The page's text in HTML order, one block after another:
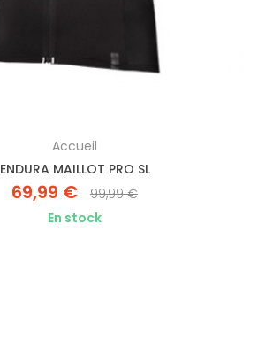
Accueil
ENDURA MAILLOT PRO SL
69,99 €
99,99 €
En stock